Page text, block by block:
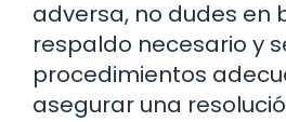
adversa, no dudes en
respaldo necesario y
procedimientos
asegurar una